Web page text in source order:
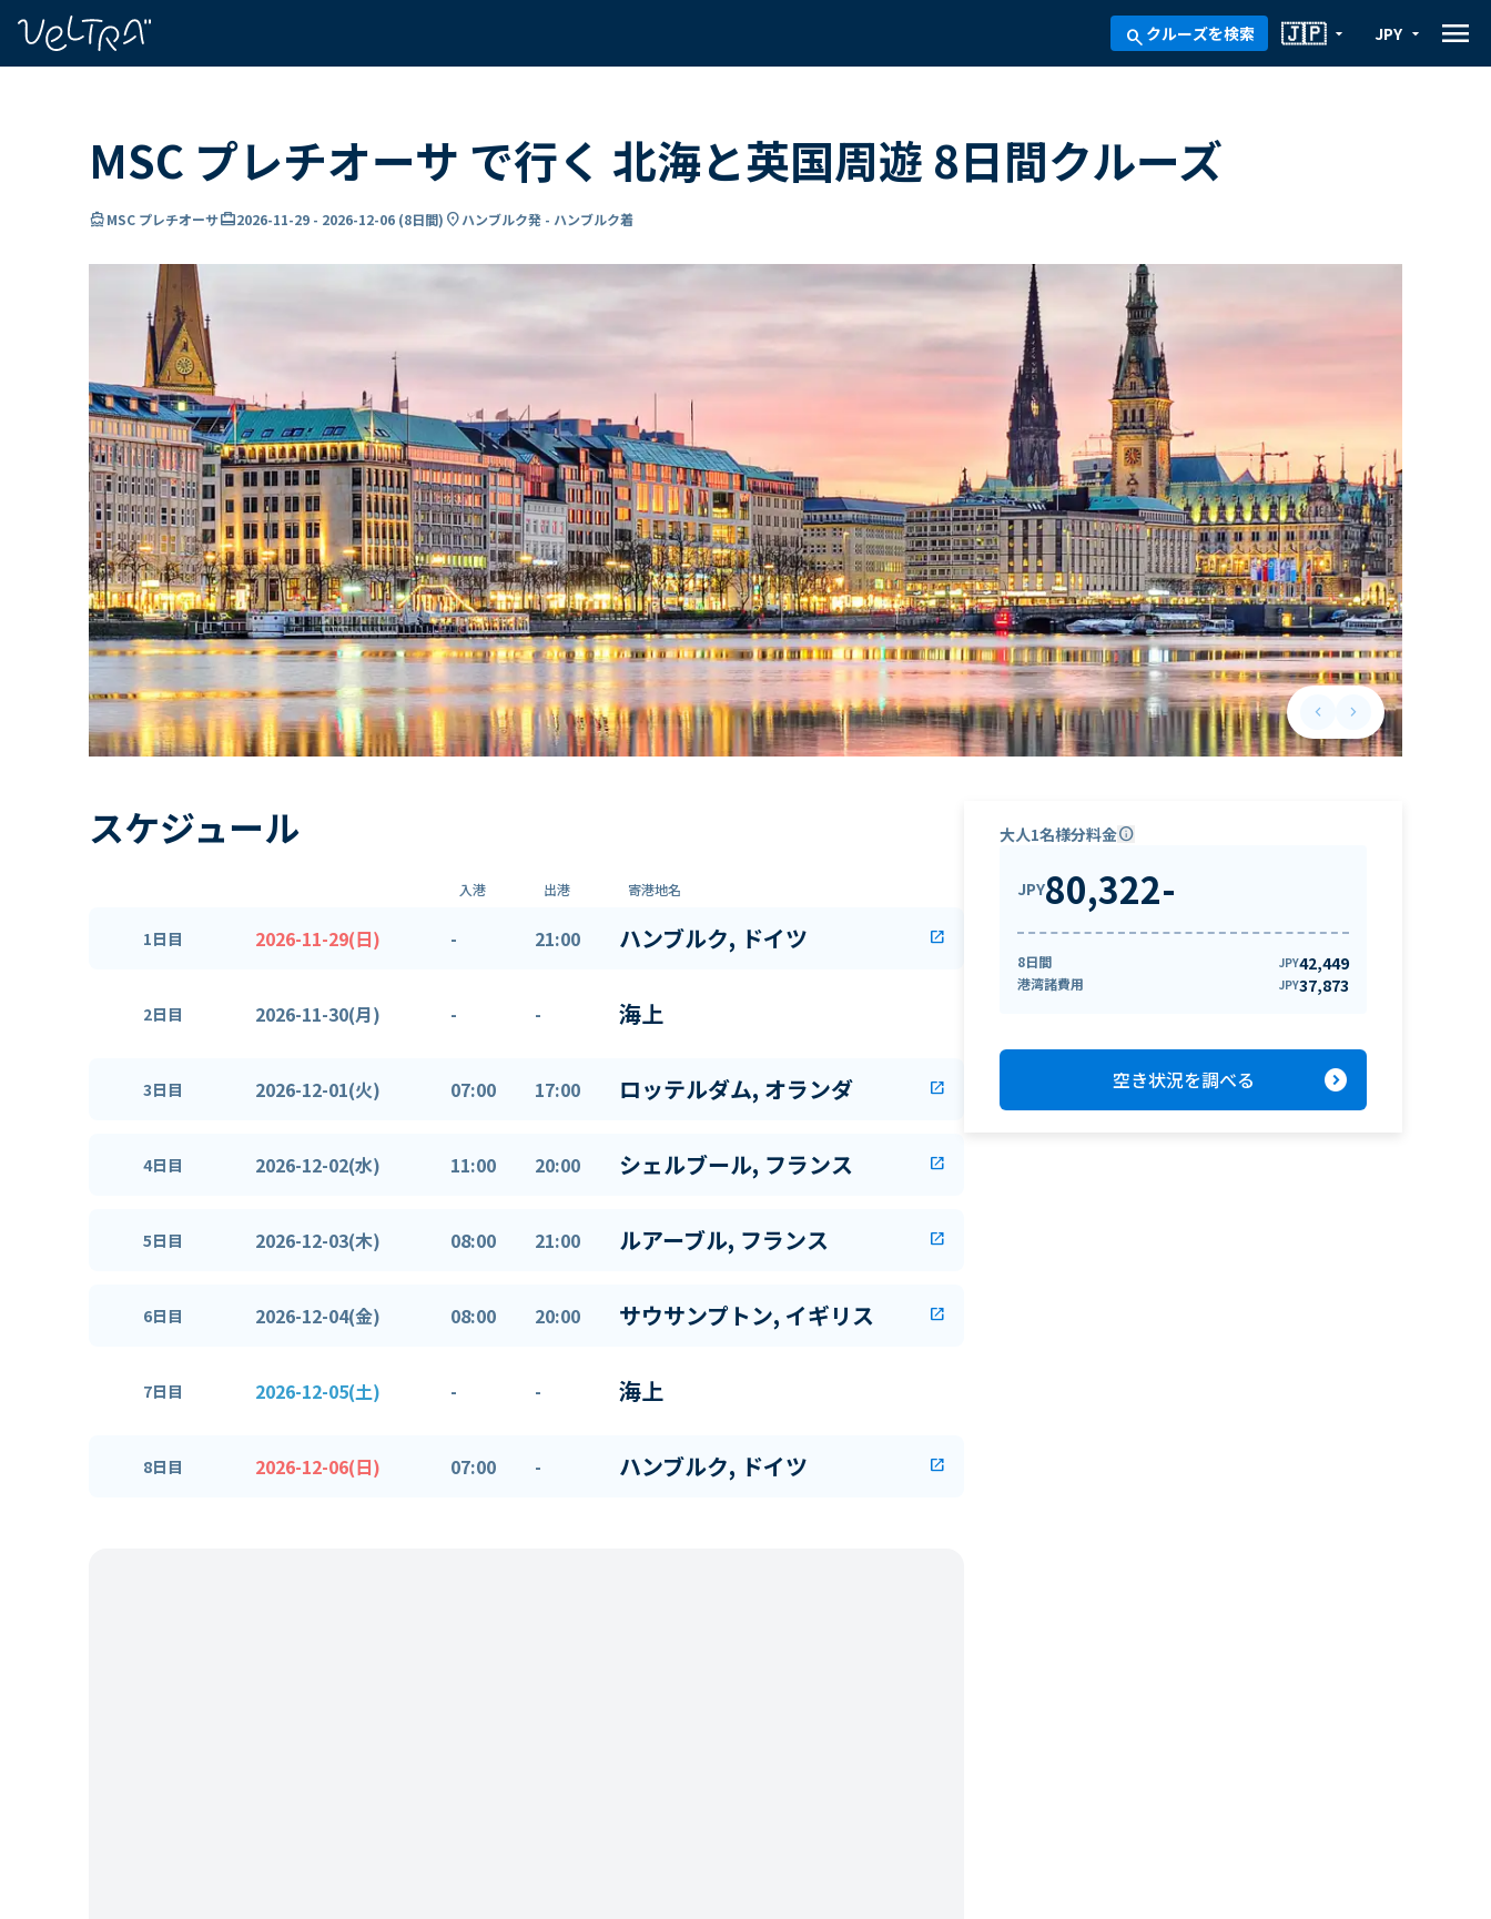
search クルーズを検索 arrow_drop_down
🇯🇵 arrow_drop_down
JPY menu
MSC プレチオーサ で行く 北海と英国周遊 8日間クルーズ
directions_boatMSC プレチオーサcard_travel2026-11-29 - 2026-12-06 (8日間) location_onハンブルク発 - ハンブルク着
keyboard_arrow_leftPrevious slide
keyboard_arrow_rightNext slide
スケジュール
入港 出港 寄港地名
1日目 2026-11-29(日) - 21:00 ハンブルク, ドイツ open_in_new
2日目 2026-11-30(月) - - 海上
3日目 2026-12-01(火) 07:00 17:00 ロッテルダム, オランダ open_in_new
4日目 2026-12-02(水) 11:00 20:00 シェルブール, フランス open_in_new
5日目 2026-12-03(木) 08:00 21:00 ルアーブル, フランス open_in_new
6日目 2026-12-04(金) 08:00 20:00 サウサンプトン, イギリス open_in_new
7日目 2026-12-05(土) - - 海上
8日目 2026-12-06(日) 07:00 - ハンブルク, ドイツ open_in_new
大人1名様分料金info
JPY80,322-
8日間 JPY42,449
港湾諸費用 JPY37,873
空き状況を調べる expand_circle_right